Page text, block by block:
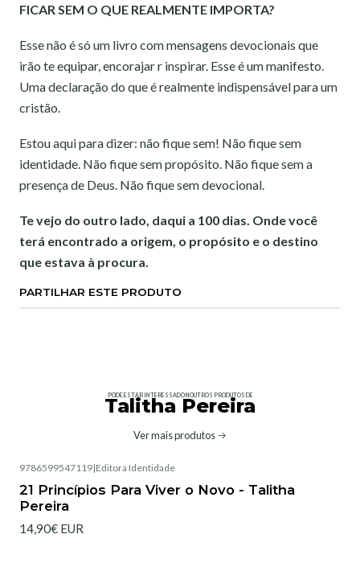
FICAR SEM O QUE REALMENTE IMPORTA?
Esse não é só um livro com mensagens devocionais que
irão te equipar, encorajar r inspirar. Esse é um manifesto.
Uma declaração do que é realmente indispensável para um
cristão.
Estou aqui para dizer: não fique sem! Não fique sem
identidade. Não fique sem propósito. Não fique sem a
presença de Deus. Não fique sem devocional.
Te vejo do outro lado, daqui a 100 dias. Onde você
terá encontrado a origem, o propósito e o destino
que estava à procura.
PARTILHAR ESTE PRODUTO
PODE ESTAR INTERESSADO NOUTROS PRODUTOS DE
Talitha Pereira
Ver mais produtos
9786599547119|Editora Identidade
21 Princípios Para Viver o Novo - Talitha
Pereira
14,90€ EUR